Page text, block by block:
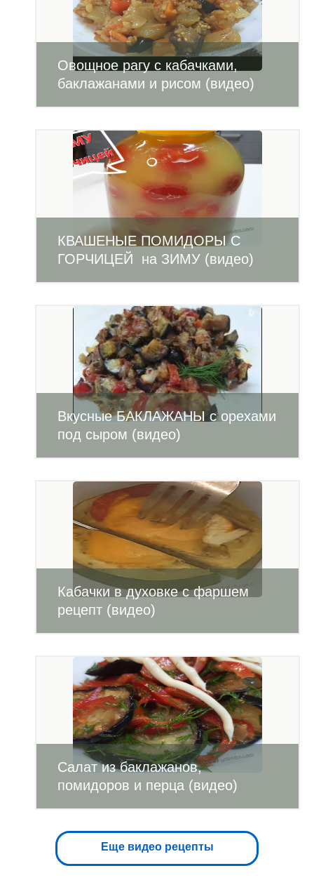
Овощное рагу с кабачками,
баклажанами и рисом (видео)
КВАШЕНЫЕ ПОМИДОРЫ С
ГОРЧИЦЕЙ на ЗИМУ (видео)
Вкусные БАКЛАЖАНЫ с орехами
под сыром (видео)
Кабачки в духовке с фаршем
рецепт (видео)
Салат из баклажанов,
помидоров и перца (видео)
Еще видео рецепты